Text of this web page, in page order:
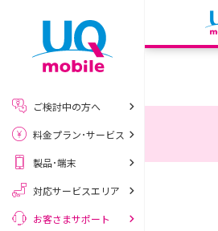
ご検討中の方へ
料金プラン･サービス
製品･端末
対応サービスエリア
お客さまサポート